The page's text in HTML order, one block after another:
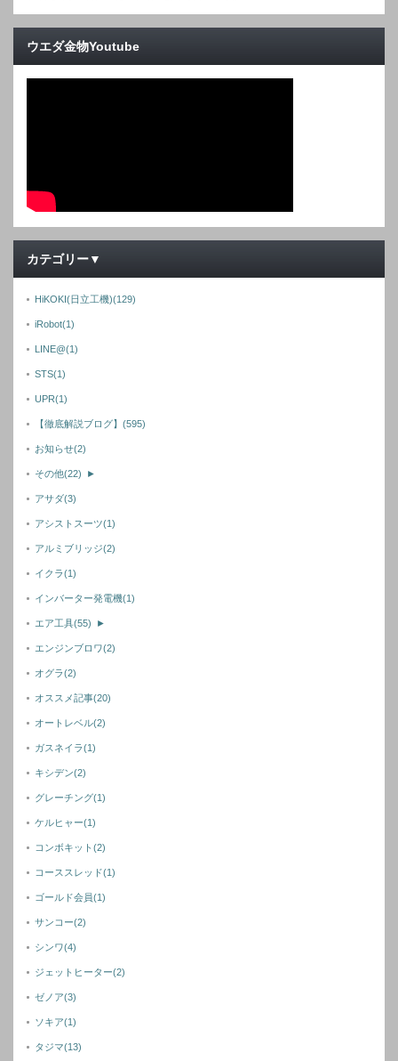
ウエダ金物Youtube
カテゴリー▼
HiKOKI(日立工機)(129)
iRobot(1)
LINE@(1)
STS(1)
UPR(1)
【徹底解説ブログ】 (595)
お知らせ(2)
その他(22) ►
アサダ(3)
アシストスーツ(1)
アルミブリッジ(2)
イクラ(1)
インバーター発電機(1)
エア工具(55) ►
エンジンブロワ(2)
オグラ(2)
オススメ記事(20)
オートレベル(2)
ガスネイラ(1)
キシデン(2)
グレーチング(1)
ケルヒャー(1)
コンボキット(2)
コーススレッド(1)
ゴールド会員(1)
サンコー(2)
シンワ(4)
ジェットヒーター(2)
ゼノア(3)
ソキア(1)
タジマ(13)